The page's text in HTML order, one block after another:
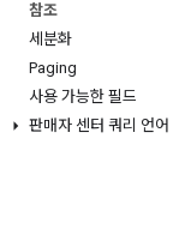
참조
세분화
Paging
사용 가능한 필드
판매자 센터 쿼리 언어